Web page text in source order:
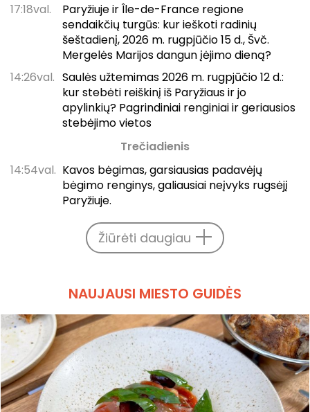
17:18val.
Paryžiuje ir Île-de-France regione
sendaikčių turgūs: kur ieškoti radinių
šeštadienį, 2026 m. rugpjūčio 15 d., Švč.
Mergelės Marijos dangun įėjimo dieną?
14:26val. Saulės užtemimas 2026 m. rugpjūčio 12 d.:
kur stebėti reiškinį iš Paryžiaus ir jo
apylinkių? Pagrindiniai renginiai ir geriausios
stebėjimo vietos
Trečiadienis
14:54val. Kavos bėgimas, garsiausias padavėjų
bėgimo renginys, galiausiai neįvyks rugsėjį
Paryžiuje.
Žiūrėti daugiau
NAUJAUSI MIESTO GUIDĖS